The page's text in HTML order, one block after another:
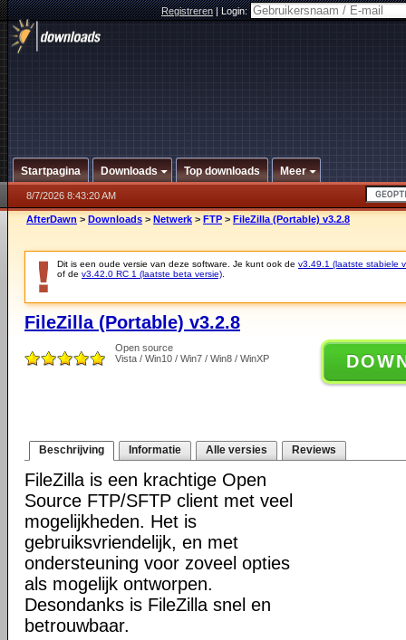
Registreren|Login:
Startpagina Downloads Top downloads Meer
8/7/2026 8:43:20 AM
AfterDawn > Downloads > Netwerk > FTP > FileZilla (Portable) v3.2.8
Dit is een oude versie van deze software. Je kunt ook de v3.49.1 (laatste stabiele
of de v3.42.0 RC 1 (laatste beta versie)
FileZilla (Portable) v3.2.8
Open source
Vista / Win10 / Win7 / Win8 / WinXP
Beschrijving Informatie Alle versies Reviews
FileZilla is een krachtige Open
Source FTP/SFTP client met veel
mogelijkheden. Het is
gebruiksvriendelijk, en met
ondersteuning voor zoveel opties
als mogelijk ontworpen.
Desondanks is FileZilla snel en
betrouwbaar.